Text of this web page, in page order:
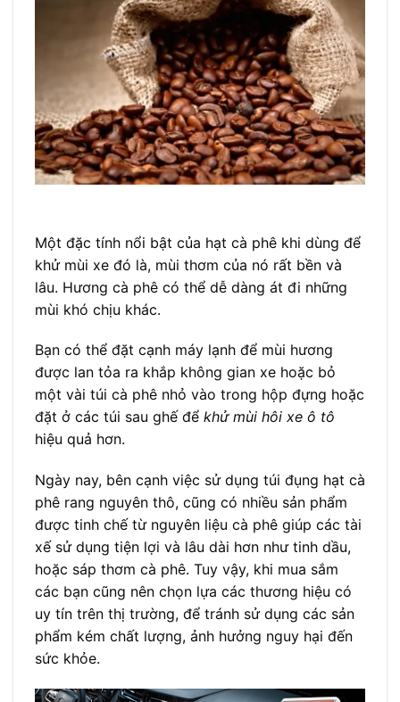
Một đặc tính nổi bật của hạt cà phê khi dùng để
khử mùi xe đó là, mùi thơm của nó rất bền và
lâu. Hương cà phê có thể dễ dàng át đi những
mùi khó chịu khác.
Bạn có thể đặt cạnh máy lạnh để mùi hương
được lan tỏa ra khắp không gian xe hoặc bỏ
một vài túi cà phê nhỏ vào trong hộp đựng hoặc
đặt ở các túi sau ghế để khử mùi hôi xe ô tô
hiệu quả hơn.
Ngày nay, bên cạnh việc sử dụng túi đụng hạt cà
phê rang nguyên thô, cũng có nhiều sản phẩm
được tinh chế từ nguyên liệu cà phê giúp các tài
xế sử dụng tiện lợi và lâu dài hơn như tinh dầu,
hoặc sáp thơm cà phê. Tuy vậy, khi mua sắm
các bạn cũng nên chọn lựa các thương hiệu có
uy tín trên thị trường, để tránh sử dụng các sản
phẩm kém chất lượng, ảnh hưởng nguy hại đến
sức khỏe.